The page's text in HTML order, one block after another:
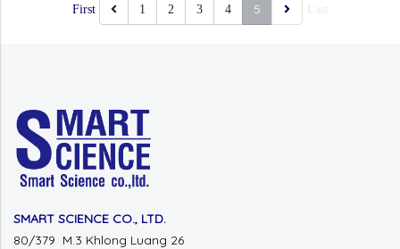
First 1 2 3 4 5
SMART SCIENCE CO., LTD.
80/379 M.3 Khlong Luang 26